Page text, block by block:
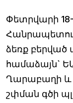
Փետրվարի
ձեռք բերված
համաձայն`
Ղարաբաղի և
շփման գծի